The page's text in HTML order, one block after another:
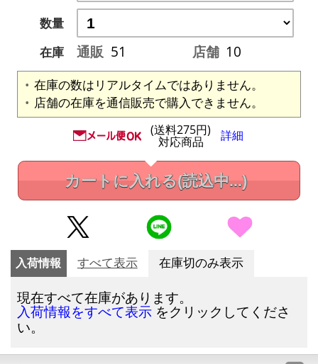
数量
在庫
通販 51 店舗 10
在庫の数はリアルタイムではありません。
店舗の在庫を通信販売で購入できません。
(送料275円)
対応商品 詳細
カートに入れる(読込中...)
入荷情報 すべて表示 在庫切のみ表示
現在すべて在庫があります。
入荷情報をすべて表示 をクリックしてくださ
い。